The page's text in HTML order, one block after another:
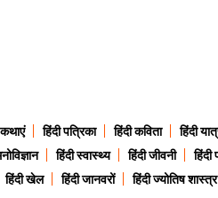
कथाएं हिंदी पत्रिका हिंदी कविता हिंदी
हिंदी स्वास्थ्य हिंदी जीवनी हिंदी
हिंदी खेल हिंदी जानवरों हिंदी ज्योतिष शास्त्र